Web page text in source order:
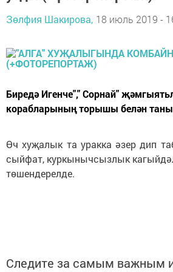
Зөлфия Шакирова, 18 июль 2019 -
Биредә Игенче"," Сорнай"
корабларының торышы белән
Өч хуҗалык та уракка әзер дип
сыйфат, куркынычсызлык
төшендерелде.
Следите за самым важным